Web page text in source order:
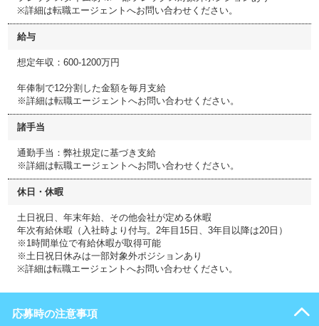
※詳細は転職エージェントへお問い合わせください。
給与
想定年収：600-1200万円
年俸制で12分割した金額を毎月支給
※詳細は転職エージェントへお問い合わせください。
諸手当
通勤手当：弊社規定に基づき支給
※詳細は転職エージェントへお問い合わせください。
休日・休暇
土日祝日、年末年始、その他会社が定める休暇
年次有給休暇（入社時より付与。2年目15日、3年目以降は20日）
※1時間単位で有給休暇が取得可能
※土日祝日休みは一部対象外ポジションあり
※詳細は転職エージェントへお問い合わせください。
応募時の注意事項